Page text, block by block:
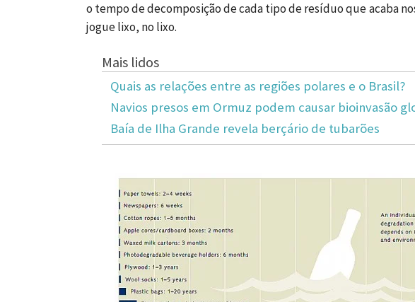
o tempo de decomposição de cada tipo de resíduo que acaba
jogue lixo, no lixo.
Mais lidos
Quais as relações entre as regiões polares e o Brasil?
Navios presos em Ormuz podem causar bioinvasão
Baía de Ilha Grande revela berçário de tubarões